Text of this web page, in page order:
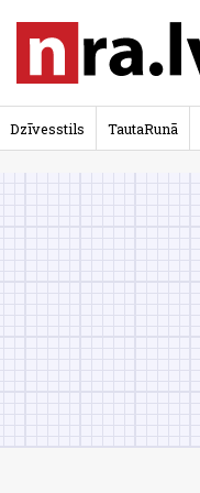
Dzīvesstils TautaRunā